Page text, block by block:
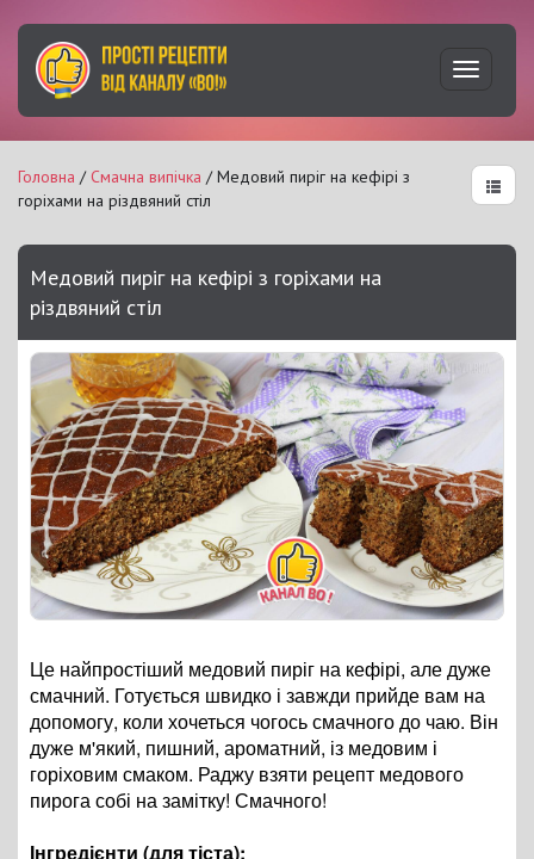
Головна / Смачна випічка / Медовий пиріг на кефірі з
горіхами на різдвяний стіл
Медовий пиріг на кефірі з горіхами на
різдвяний стіл
Це найпростіший медовий пиріг на кефірі, але дуже
смачний. Готується швидко і завжди прийде вам на
допомогу, коли хочеться чогось смачного до чаю. Він
дуже м'який, пишний, ароматний, із медовим і
горіховим смаком. Раджу взяти рецепт медового
пирога собі на замітку! Смачного!
Інгредієнти (для тіста):